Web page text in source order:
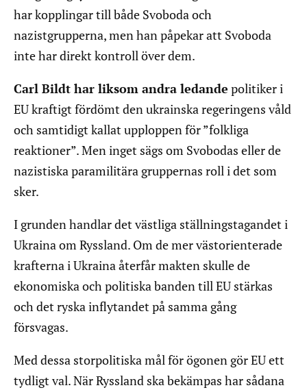
har kopplingar till både Svoboda och
nazistgrupperna, men han påpekar att Svoboda
inte har direkt kontroll över dem.
Carl Bildt har liksom andra ledande politiker i
EU kraftigt fördömt den ukrainska regeringens våld
och samtidigt kallat upploppen för ”folkliga
reaktioner”. Men inget sägs om Svobodas eller de
nazistiska paramilitära gruppernas roll i det som
sker.
I grunden handlar det västliga ställningstagandet i
Ukraina om Ryssland. Om de mer västorienterade
krafterna i Ukraina återfår makten skulle de
ekonomiska och politiska banden till EU stärkas
och det ryska inflytandet på samma gång
försvagas.
Med dessa storpolitiska mål för ögonen gör EU ett
tydligt val. När Ryssland ska bekämpas har sådana